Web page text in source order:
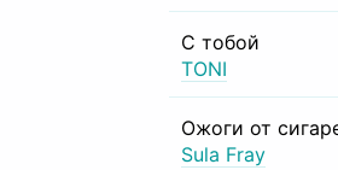
С тобой
TONI
Ожоги от
Sula Fray